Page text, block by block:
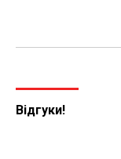
Відгуки!